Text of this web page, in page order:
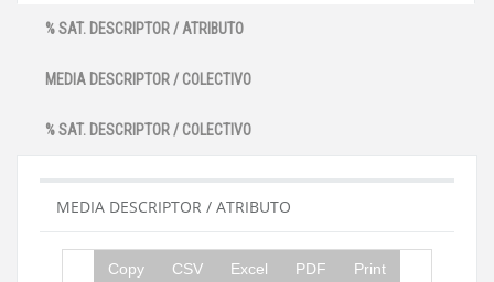
% SAT. DESCRIPTOR / ATRIBUTO
MEDIA DESCRIPTOR / COLECTIVO
% SAT. DESCRIPTOR / COLECTIVO
MEDIA DESCRIPTOR / ATRIBUTO
Copy CSV Excel PDF Print